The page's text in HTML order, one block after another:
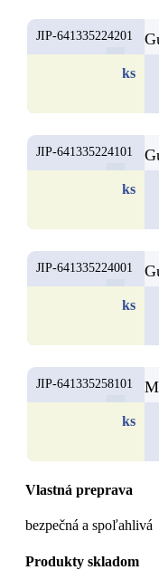
JIP-641335224201
ks
JIP-641335224101
ks
JIP-641335224001
ks
JIP-641335258101
ks
Vlastná preprava
bezpečná a spoľahlivá
Produkty skladom